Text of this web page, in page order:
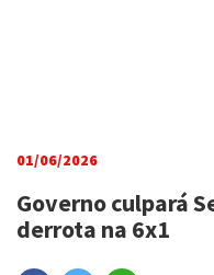
01/06/2026
Governo culpará
derrota na 6x1